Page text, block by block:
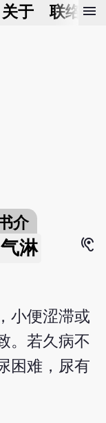
关于 联络我
menu
介
气淋
hearing
小便涩滞或
。若久病不
困难，尿有